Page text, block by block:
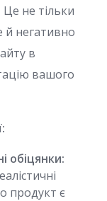
не тільки
й негативно
в
вашого
обіцянки:
продукт є